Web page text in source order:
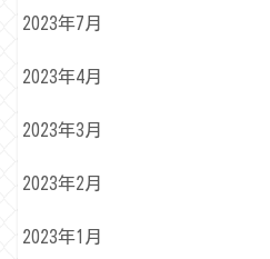
2023年7月
2023年4月
2023年3月
2023年2月
2023年1月